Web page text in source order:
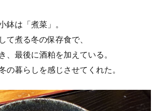
鉢は「煮菜」。
て煮る冬の保存食で、
、最後に酒粕を加えている。
の暮らしを感じさせてくれた。